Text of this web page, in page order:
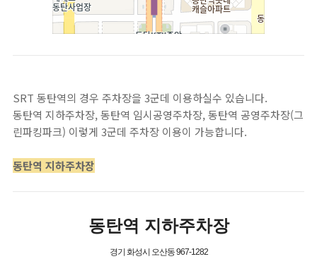
SRT 동탄역의 경우 주차장을 3군데 이용하실수 있습니다.
동탄역 지하주차장, 동탄역 임시공영주차장, 동탄역 공영주차장(그
린파킹파크) 이렇게 3군데 주차장 이용이 가능합니다.
동탄역 지하주차장